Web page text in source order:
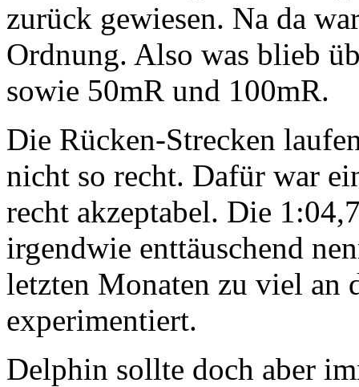
zurück gewiesen. Na da
Ordnung. Also was blieb
sowie 50mR und 100mR.
Die Rücken-Strecken
nicht so recht. Dafür war
recht akzeptabel. Die
irgendwie enttäuschend
letzten Monaten zu viel an
experimentiert.
Delphin sollte doch aber